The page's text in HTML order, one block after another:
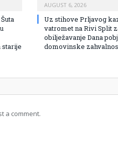
starije
AUGUST 6, 2026
Uz stihove Prljavog
vatromet na Rivi Split
obilježavanje Dana
domovinske
a comment.